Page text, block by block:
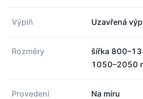
Výplň Uzavřená
Rozměry
šířka
1050–2050
Provedení Na míru